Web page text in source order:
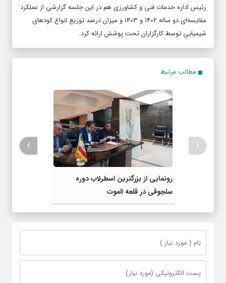
رئیس اداره خدمات فنی و کشاورزی هم در این جلسه گزارشی از عملکرد
مقایسه‌ای دو ساله 1402 و 1403 و میزان درصد توزیع انواع کودهای
شیمیایی توسط کارگزاران تحت پوشش ارائه کرد.
مطالب مرتبط
رونمایی از بزرگترین اسطرلاب دوره
سلجوقی در قلعه الموت
‹
›